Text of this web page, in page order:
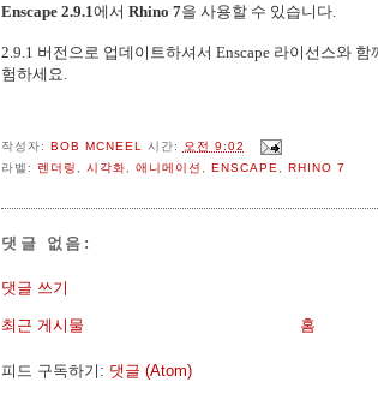
Enscape 2.9.1에서 Rhino 7을 사용할 수 있습니다.
2.9.1 버전으로 업데이트하셔서 Enscape 라이선스와
험하세요.
작성자: BOB MCNEEL 시간:
오전 9:02
라벨: 렌더링 , 시각화, 애니메이션 , ENSCAPE, RHINO 7
댓글 없음:
댓글 쓰기
최근 게시물 홈
피드 구독하기: 댓글 (Atom)